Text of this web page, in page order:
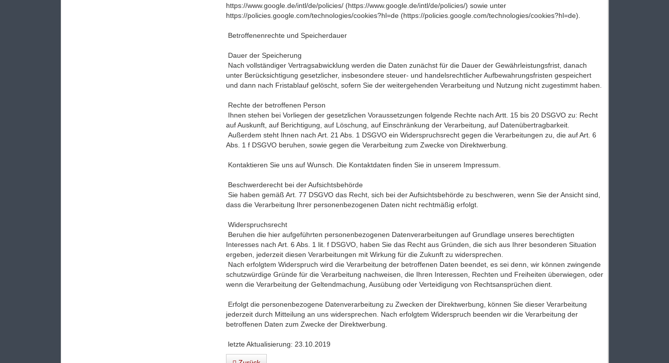
https://www.google.de/intl/de/policies/ (https://www.google.de/intl/de/policies/) sowie unter
https://policies.google.com/technologies/cookies?hl=de (https://policies.google.com/technologies/cookies?hl=de).
Betroffenenrechte und Speicherdauer
Dauer der Speicherung
Nach vollständiger Vertragsabwicklung werden die Daten zunächst für die Dauer der Gewährleistungsfrist, danach
unter Berücksichtigung gesetzlicher, insbesondere steuer- und handelsrechtlicher Aufbewahrungsfristen gespeichert
und dann nach Fristablauf gelöscht, sofern Sie der weitergehenden Verarbeitung und Nutzung nicht zugestimmt haben.
Rechte der betroffenen Person
Ihnen stehen bei Vorliegen der gesetzlichen Voraussetzungen folgende Rechte nach Artt. 15 bis 20 DSGVO zu: Recht
auf Auskunft, auf Berichtigung, auf Löschung, auf Einschränkung der Verarbeitung, auf Datenübertragbarkeit.
Außerdem steht Ihnen nach Art. 21 Abs. 1 DSGVO ein Widerspruchsrecht gegen die Verarbeitungen zu, die auf Art. 6
Abs. 1 f DSGVO beruhen, sowie gegen die Verarbeitung zum Zwecke von Direktwerbung.
Kontaktieren Sie uns auf Wunsch. Die Kontaktdaten finden Sie in unserem Impressum.
Beschwerderecht bei der Aufsichtsbehörde
Sie haben gemäß Art. 77 DSGVO das Recht, sich bei der Aufsichtsbehörde zu beschweren, wenn Sie der Ansicht sind,
dass die Verarbeitung Ihrer personenbezogenen Daten nicht rechtmäßig erfolgt.
Widerspruchsrecht
Beruhen die hier aufgeführten personenbezogenen Datenverarbeitungen auf Grundlage unseres berechtigten
Interesses nach Art. 6 Abs. 1 lit. f DSGVO, haben Sie das Recht aus Gründen, die sich aus Ihrer besonderen Situation
ergeben, jederzeit diesen Verarbeitungen mit Wirkung für die Zukunft zu widersprechen.
Nach erfolgtem Widerspruch wird die Verarbeitung der betroffenen Daten beendet, es sei denn, wir können zwingende
schutzwürdige Gründe für die Verarbeitung nachweisen, die Ihren Interessen, Rechten und Freiheiten überwiegen, oder
wenn die Verarbeitung der Geltendmachung, Ausübung oder Verteidigung von Rechtsansprüchen dient.
Erfolgt die personenbezogene Datenverarbeitung zu Zwecken der Direktwerbung, können Sie dieser Verarbeitung
jederzeit durch Mitteilung an uns widersprechen. Nach erfolgtem Widerspruch beenden wir die Verarbeitung der
betroffenen Daten zum Zwecke der Direktwerbung.
letzte Aktualisierung: 23.10.2019